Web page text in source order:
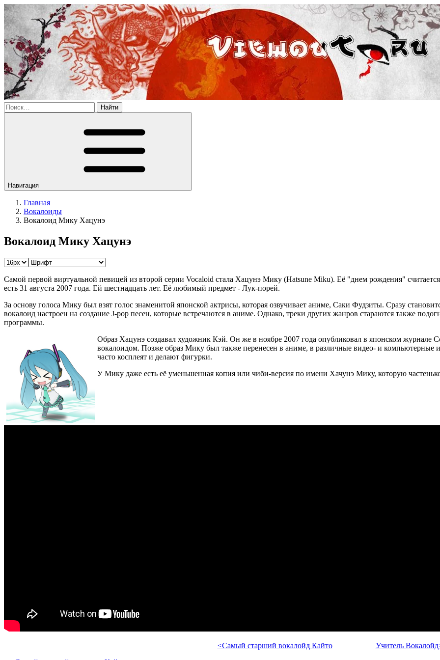
Найти
Навигация
Главная
Вокалоиды
Вокалоид Мику Хацунэ
Вокалоид Мику Хацунэ
Самой первой виртуальной певицей из второй серии Vocaloid стала Хацунэ Мику (Hatsune Miku). Её "днем рождения"
есть 31 августа 2007 года. Ей шестнадцать лет. Её любимый предмет - Лук-порей.
За основу голоса Мику был взят голос знаменитой японской актрисы, которая озвучивает аниме, Саки Фудзиты. Сразу
вокалоид настроен на создание J-pop песен, которые встречаются в аниме. Однако, треки других жанров стараются также
программы.
Образ Хацунэ создавал художник Кэй. Он же в ноябре 2007 года опубликовал в японском журнале
вокалоидом. Позже образ Мику был также перенесен в аниме, в различные видео- и
часто косплеят и делают фигурки.
У Мику даже есть её уменьшенная копия или чиби-версия по имени Хачунэ Мику, которую
<Самый старший вокалойд Кайто
Учитель